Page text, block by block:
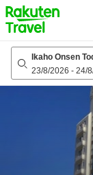
to
top
page
Ikaho Onsen
23/8/2026 - 24/